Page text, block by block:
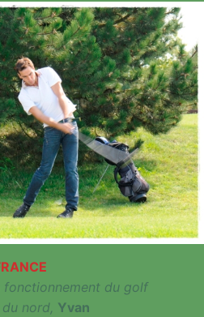
fonctionnement du golf
nord, Yvan